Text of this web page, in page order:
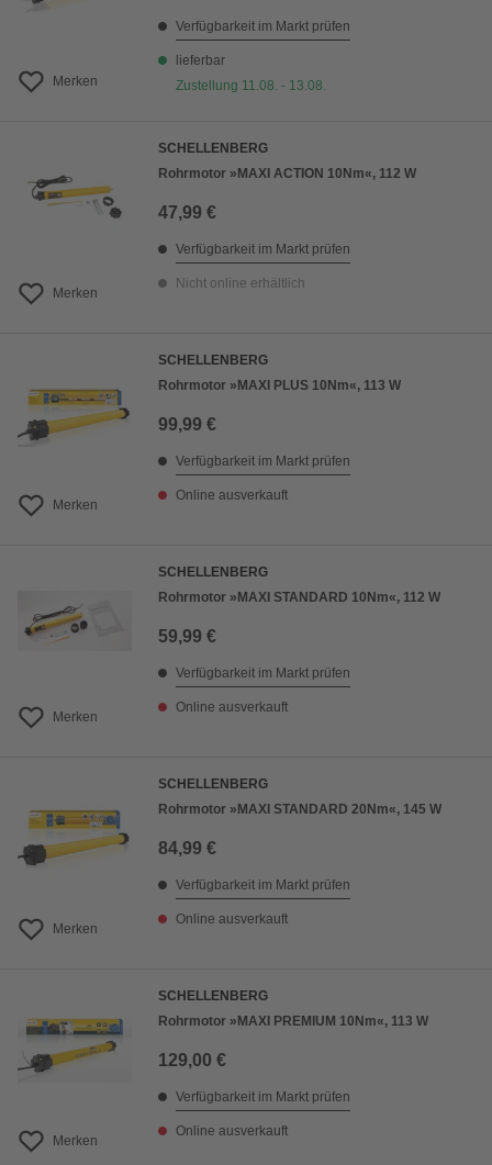
Merken
Verfügbarkeit im Markt prüfen
lieferbar
Zustellung 11.08. - 13.08.
Merken
SCHELLENBERG
Rohrmotor »MAXI ACTION 10Nm«, 112 W
47,99 €
Verfügbarkeit im Markt prüfen
Nicht online erhältlich
Merken
SCHELLENBERG
Rohrmotor »MAXI PLUS 10Nm«, 113 W
99,99 €
Verfügbarkeit im Markt prüfen
Online ausverkauft
Merken
SCHELLENBERG
Rohrmotor »MAXI STANDARD 10Nm«, 112 W
59,99 €
Verfügbarkeit im Markt prüfen
Online ausverkauft
Merken
SCHELLENBERG
Rohrmotor »MAXI STANDARD 20Nm«, 145 W
84,99 €
Verfügbarkeit im Markt prüfen
Online ausverkauft
Merken
SCHELLENBERG
Rohrmotor »MAXI PREMIUM 10Nm«, 113 W
129,00 €
Verfügbarkeit im Markt prüfen
Online ausverkauft